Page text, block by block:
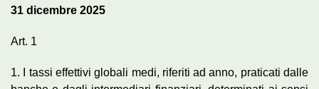
31 dicembre 2025
Art. 1
1. I tassi effettivi globali medi, riferiti ad anno, praticati dalle